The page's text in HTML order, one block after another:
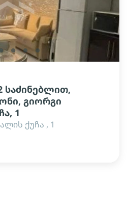
lens lens lens
საძინებლით,
გიორგი
1
ქუჩა , 1